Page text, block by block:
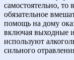
самостоятельно, то
обязательное
помощь на дому
включая выходные
используют
сильного